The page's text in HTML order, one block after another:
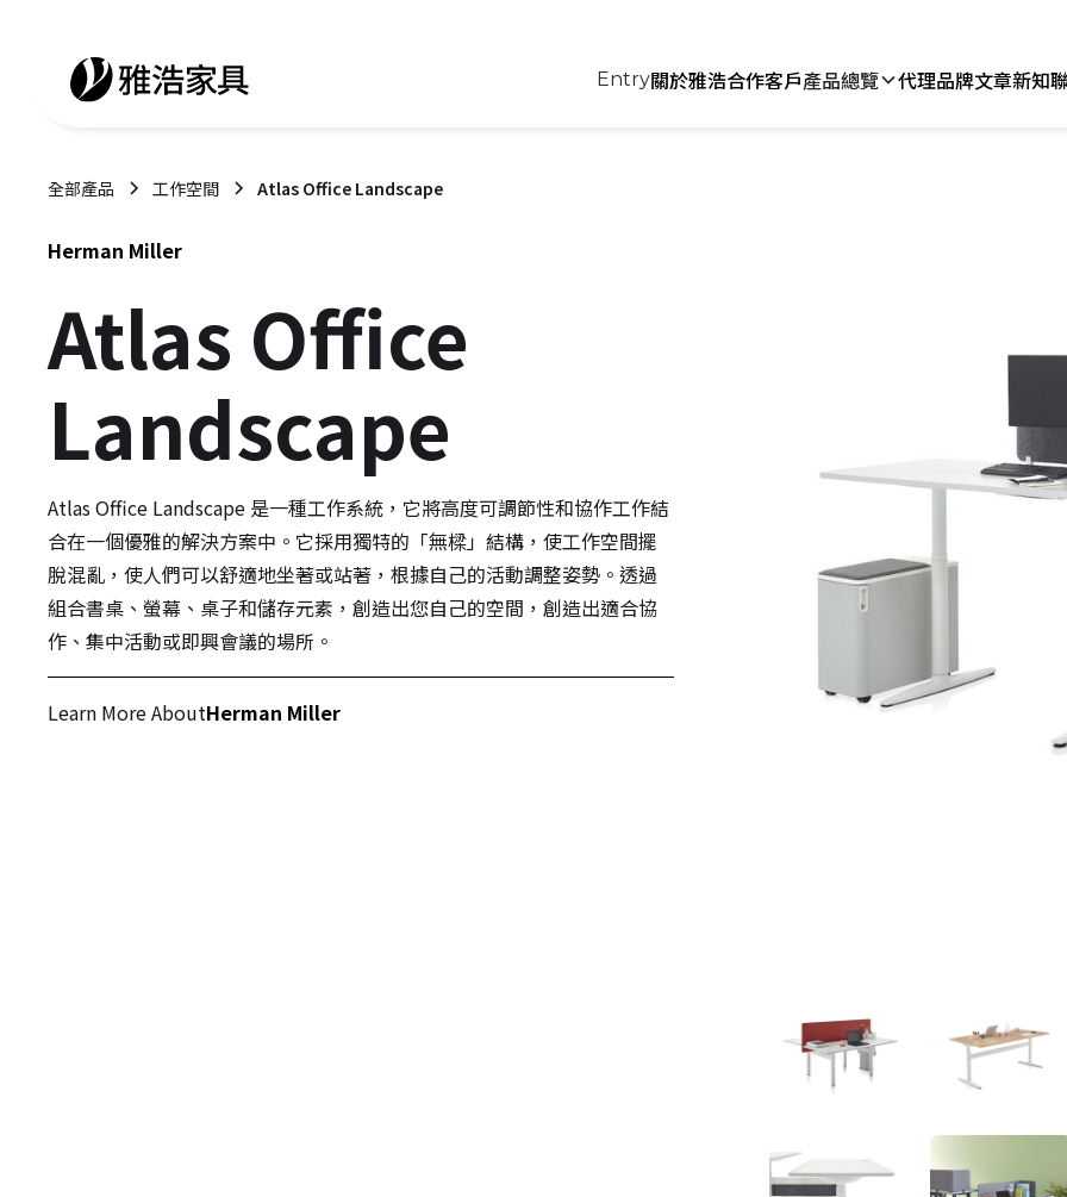
Entry關於雅浩合作客戶產品總覽 代理品牌文章新知
全部產品 工作空間 Atlas Office Landscape
Herman Miller
Atlas Office
Landscape
Atlas Office Landscape 是一種工作系統，它將高度可調節性和協作工作結
合在一個優雅的解決方案中。它採用獨特的「無樑」結構，使工作空間擺
脫混亂，使人們可以舒適地坐著或站著，根據自己的活動調整姿勢。透過
組合書桌、螢幕、桌子和儲存元素，創造出您自己的空間，創造出適合協
作、集中活動或即興會議的場所。
Learn More AboutHerman Miller